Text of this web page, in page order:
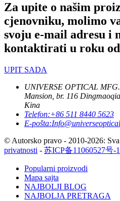
Za upite o našim
cjenovniku, molimo
svoju e-mail adresu i
kontaktirati u roku od
UPIT SADA
UNIVERSE OPTICAL
Mansion, br. 116
Kina
Telefon:+86 511 8440 5623
E-pošta:
© Autorsko pravo - 2010-2026:
privatnosti - 苏ICP备11060527号-1
Popularni proizvodi
Mapa sajta
NAJBOLJI BLOG
NAJBOLJA PRETRAGA